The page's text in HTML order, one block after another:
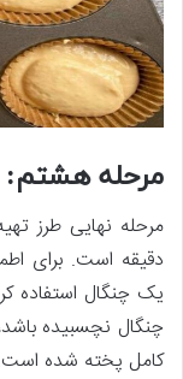
مرحله
دقیقه است. برای
یک چنگال استفاده
چنگال نچسبیده
کامل پخته شده